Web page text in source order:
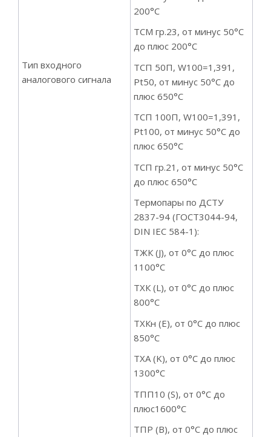
Тип входного
аналогового сигнала
200°С
ТСМ гр.23, от минус 50°С
до плюс 200°С
ТСП 50П, W100=1,391,
Pt50, от минус 50°С до
плюс 650°С
ТСП 100П, W100=1,391,
Pt100, от минус 50°С до
плюс 650°С
ТСП гр.21, от минус 50°С
до плюс 650°С
Термопары по ДСТУ
2837-94 (ГОСТ3044-94,
DIN IEC 584-1):
ТЖК (J), от 0°С до плюс
1100°С
ТХК (L), от 0°С до плюс
800°C
ТХКн (E), от 0°С до плюс
850°С
ТХА (K), от 0°С до плюс
1300°С
ТПП10 (S), от 0°С до
плюс1600°С
ТПР (B), от 0°С до плюс